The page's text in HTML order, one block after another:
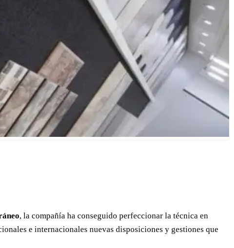
, la compañía ha conseguido perfeccionar la técnica en
e internacionales nuevas disposiciones y gestiones que